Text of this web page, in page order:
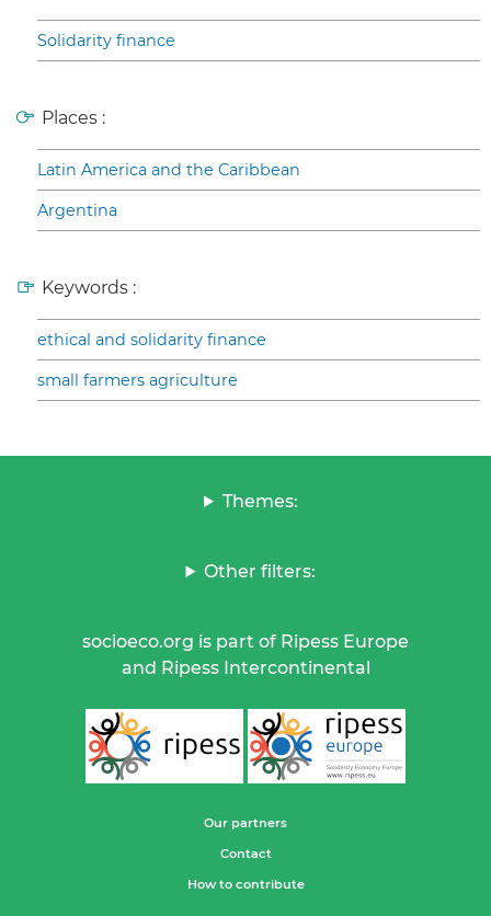
Solidarity finance
Places :
Latin America and the Caribbean
Argentina
Keywords :
ethical and solidarity finance
small farmers agriculture
Themes:
Other filters:
socioeco.org is part of Ripess Europe
and Ripess Intercontinental
Our partners
Contact
How to contribute